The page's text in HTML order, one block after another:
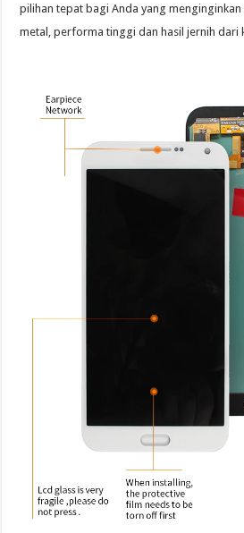
pilihan tepat bagi Anda yang
metal, performa tinggi dan hasil jernih dari